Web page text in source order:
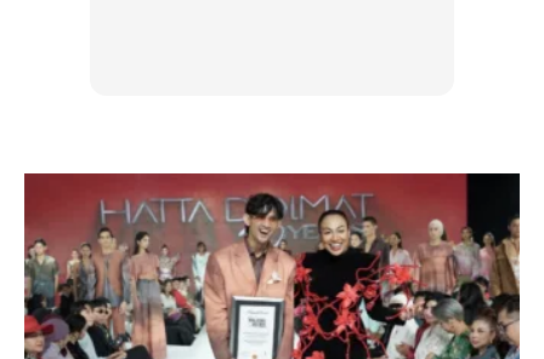
Semoga pelantikan Dato’ Hans Isaac akan terus